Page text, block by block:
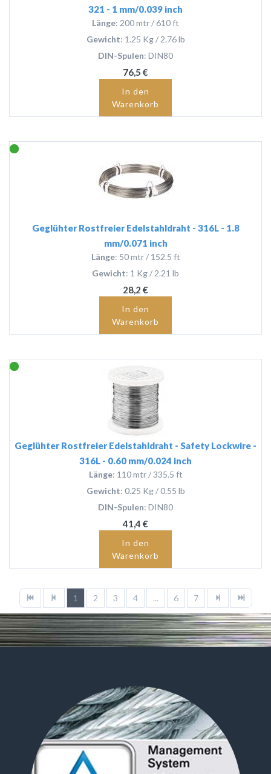
321 - 1 mm/0.039 inch
Länge: 200 mtr / 610 ft
Gewicht: 1.25 Kg / 2.76 lb
DIN-Spulen: DIN80
76,5 €
In den
Warenkorb
Geglühter Rostfreier Edelstahldraht - 316L - 1.8
mm/0.071 inch
Länge: 50 mtr / 152.5 ft
Gewicht: 1 Kg / 2.21 lb
28,2 €
In den
Warenkorb
Geglühter Rostfreier Edelstahldraht - Safety Lockwire -
316L - 0.60 mm/0.024 inch
Länge: 110 mtr / 335.5 ft
Gewicht: 0.25 Kg / 0.55 lb
DIN-Spulen: DIN80
41,4 €
In den
Warenkorb
1 2 3 4 ... 6 7